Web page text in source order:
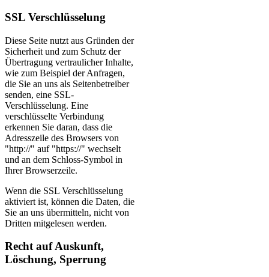
SSL Verschlüsselung
Diese Seite nutzt aus Gründen der
Sicherheit und zum Schutz der
Übertragung vertraulicher Inhalte,
wie zum Beispiel der Anfragen,
die Sie an uns als Seitenbetreiber
senden, eine SSL-
Verschlüsselung. Eine
verschlüsselte Verbindung
erkennen Sie daran, dass die
Adresszeile des Browsers von
"http://" auf "https://" wechselt
und an dem Schloss-Symbol in
Ihrer Browserzeile.
Wenn die SSL Verschlüsselung
aktiviert ist, können die Daten, die
Sie an uns übermitteln, nicht von
Dritten mitgelesen werden.
Recht auf Auskunft,
Löschung, Sperrung